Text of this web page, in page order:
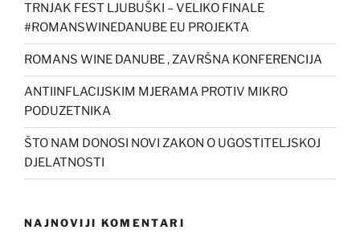
TRNJAK FEST LJUBUŠKI – VELIKO FINALE
#ROMANSWINEDANUBE EU PROJEKTA
ROMANS WINE DANUBE , ZAVRŠNA KONFERENCIJA
ANTIINFLACIJSKIM MJERAMA PROTIV MIKRO
PODUZETNIKA
ŠTO NAM DONOSI NOVI ZAKON O UGOSTITELJSKOJ
DJELATNOSTI
NAJNOVIJI KOMENTARI